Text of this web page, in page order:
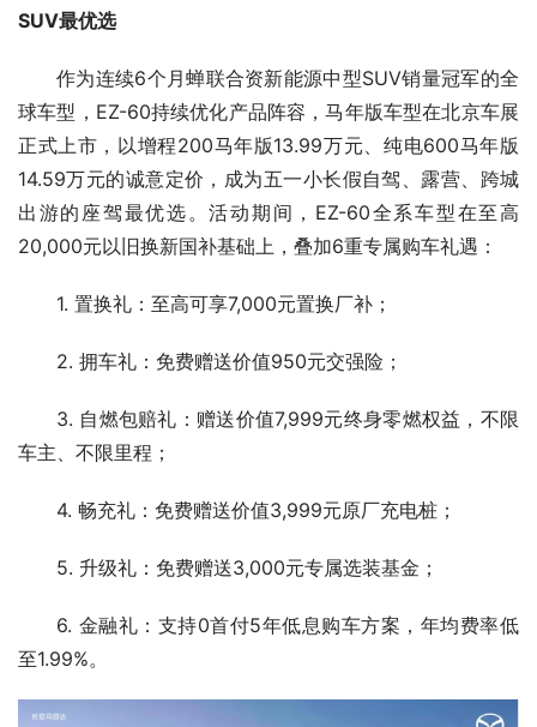
SUV最优选
作为连续6个月蝉联合资新能源中型SUV销量冠军的全
球车型，EZ-60持续优化产品阵容，马年版车型在北京车展
正式上市，以增程200马年版13.99万元、纯电600马年版
14.59万元的诚意定价，成为五一小长假自驾、露营、跨城
出游的座驾最优选。活动期间，EZ-60全系车型在至高
20,000元以旧换新国补基础上，叠加6重专属购车礼遇：
1. 置换礼：至高可享7,000元置换厂补；
2. 拥车礼：免费赠送价值950元交强险；
3. 自燃包赔礼：赠送价值7,999元终身零燃权益，不限
车主、不限里程；
4. 畅充礼：免费赠送价值3,999元原厂充电桩；
5. 升级礼：免费赠送3,000元专属选装基金；
6. 金融礼：支持0首付5年低息购车方案，年均费率低
至1.99%。